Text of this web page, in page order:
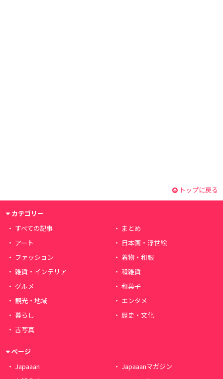
トップに戻る
カテゴリー
すべての記事
まとめ
アート
日本画・浮世絵
ファッション
着物・和服
雑貨・インテリア
和雑貨
グルメ
和菓子
観光・地域
エンタメ
暮らし
歴史・文化
古写真
ページ
Japaaan
Japaaanマガジン